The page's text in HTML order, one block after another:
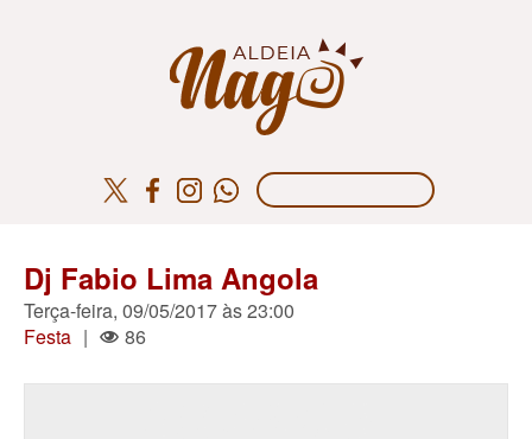
Dj Fabio Lima Angola
Terça-feira, 09/05/2017 às 23:00
Festa | 86